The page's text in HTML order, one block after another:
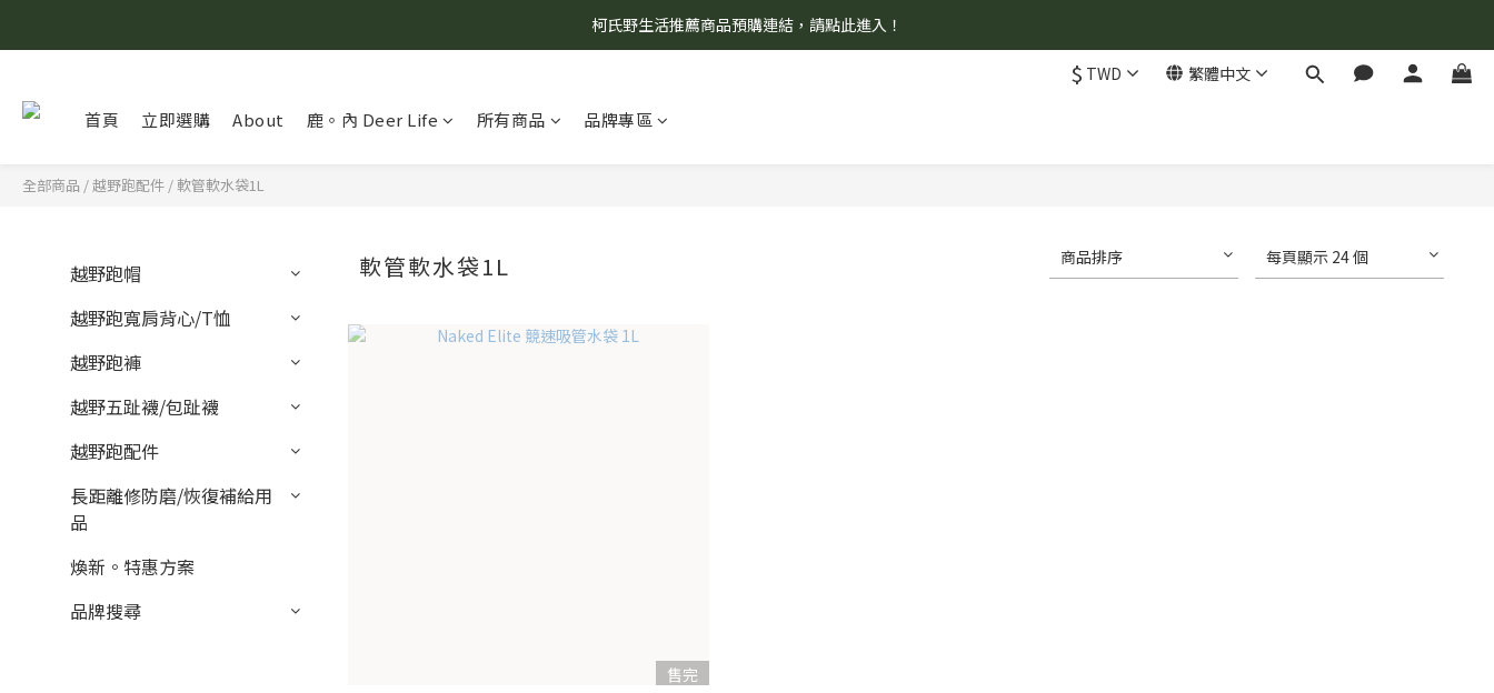
8/7 當天暫停開放工作室。請見諒！
柯氏野生活推薦商品預購連結，請點此進入！
$ TWD 繁體中文
首頁 立即選購 About 鹿。內 Deer Life 所有商品 品牌專區
全部商品 /越野跑配件 /軟管軟水袋1L
越野跑帽
越野跑寬肩背心/T恤
越野跑褲
越野五趾襪/包趾襪
越野跑配件
長距離修防磨/恢復補給用
品
煥新。特惠方案
品牌搜尋
軟管軟水袋1L 商品排序 每頁顯示 24 個
售完